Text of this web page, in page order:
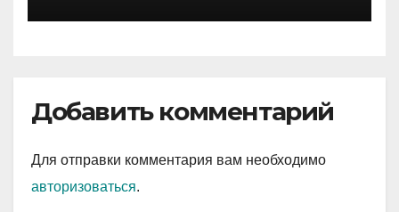
Добавить комментарий
Для отправки комментария вам необходимо
авторизоваться.